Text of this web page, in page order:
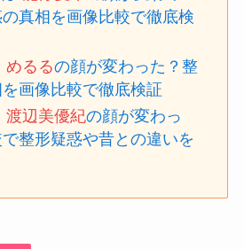
真相を画像比較で徹底検
めるるの顔が変わった？整
画像比較で徹底検証
渡辺美優紀の顔が変わっ
整形疑惑や昔との違いを